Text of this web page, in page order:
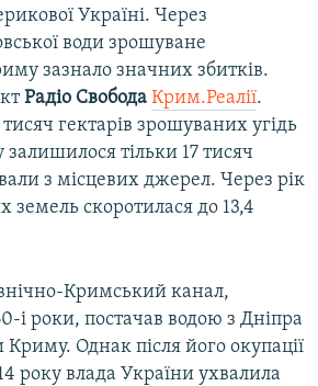
Україні. Через
води зрошуване
зазнало значних збитків.
Радіо Свобода Крим.Реалії.
гектарів зрошуваних угідь
тільки 17 тисяч
з місцевих джерел. Через рік
скоротилася до 13,4
Кримський канал,
і роки, постачав водою з Дніпра
Однак після його окупації
року влада України ухвалила